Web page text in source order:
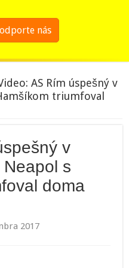
nás
AS Rím úspešný v
triumfoval
v
s
doma
2017